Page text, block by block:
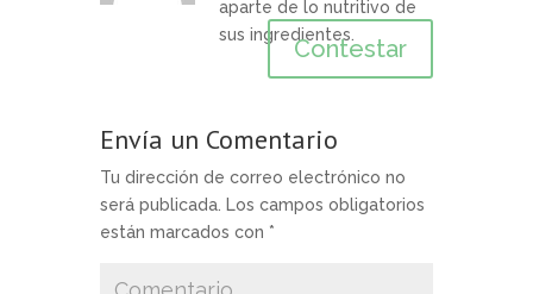
aparte de lo nutritivo de
sus ingredientes.Contestar
Envía un Comentario
Tu dirección de correo electrónico no
será publicada. Los campos obligatorios
están marcados con *